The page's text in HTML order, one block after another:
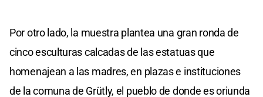
Por otro lado, la muestra plantea una gran ronda de
cinco esculturas calcadas de las estatuas que
homenajean a las madres, en plazas e instituciones
de la comuna de Grütly, el pueblo de donde es oriunda